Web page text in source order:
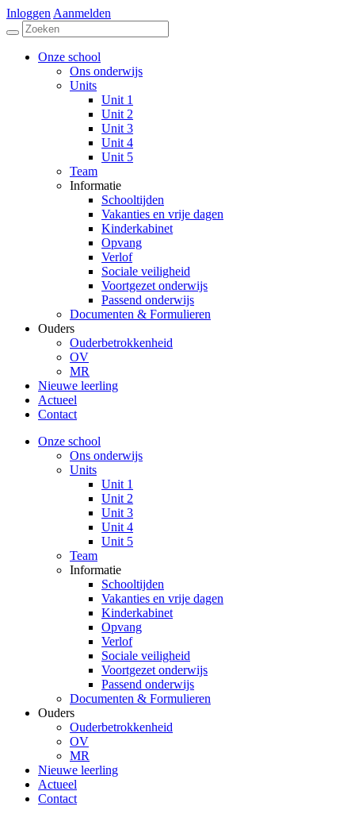
Inloggen Aanmelden
Onze school
Ons onderwijs
Units
Unit 1
Unit 2
Unit 3
Unit 4
Unit 5
Team
Informatie
Schooltijden
Vakanties en vrije dagen
Kinderkabinet
Opvang
Verlof
Sociale veiligheid
Voortgezet onderwijs
Passend onderwijs
Documenten & Formulieren
Ouders
Ouderbetrokkenheid
OV
MR
Nieuwe leerling
Actueel
Contact
Onze school
Ons onderwijs
Units
Unit 1
Unit 2
Unit 3
Unit 4
Unit 5
Team
Informatie
Schooltijden
Vakanties en vrije dagen
Kinderkabinet
Opvang
Verlof
Sociale veiligheid
Voortgezet onderwijs
Passend onderwijs
Documenten & Formulieren
Ouders
Ouderbetrokkenheid
OV
MR
Nieuwe leerling
Actueel
Contact